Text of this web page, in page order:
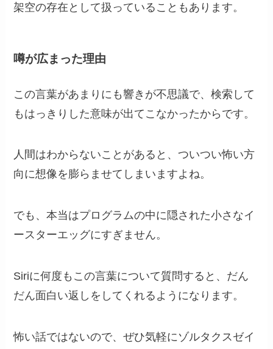
架空の存在として扱っていることもあります。
噂が広まった理由
この言葉があまりにも響きが不思議で、検索して
もはっきりした意味が出てこなかったからです。
人間はわからないことがあると、ついつい怖い方
向に想像を膨らませてしまいますよね。
でも、本当はプログラムの中に隠された小さなイ
ースターエッグにすぎません。
Siriに何度もこの言葉について質問すると、だん
だん面白い返しをしてくれるようになります。
怖い話ではないので、ぜひ気軽にゾルタクスゼイ